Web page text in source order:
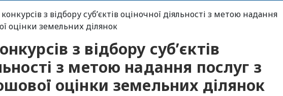
з відбору суб’єктів оціночної діяльності з метою надання
оцінки земельних ділянок
з відбору суб’єктів
з метою надання послуг з
оцінки земельних ділянок